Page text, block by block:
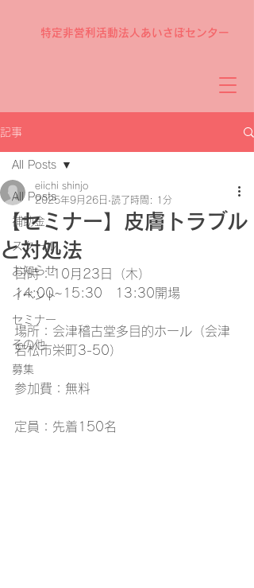
特定非営利活動法人あいさぽセンター
記事
All Posts
補助金
スクール
お知らせ
イベント
セミナー
その他
募集
All Posts
【セミナー】皮膚トラブル
と対処法
eiichi shinjo
2025年9月26日 読了時間: 1分
日時：10月23日（木）
14:00~15:30　13:30開場
場所：会津稽古堂多目的ホール（会津
若松市栄町3-50）
参加費：無料
定員：先着150名